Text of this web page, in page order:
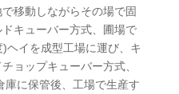
移動しながらその場で固
キューバー方式、圃場で
ヘイを成型工場に運び、キ
ョップキューバー方式、
庫に保管後、工場で生産す